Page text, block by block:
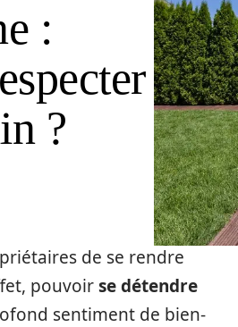
:
?
de se rendre
pouvoirse détendre
sentiment de bien-